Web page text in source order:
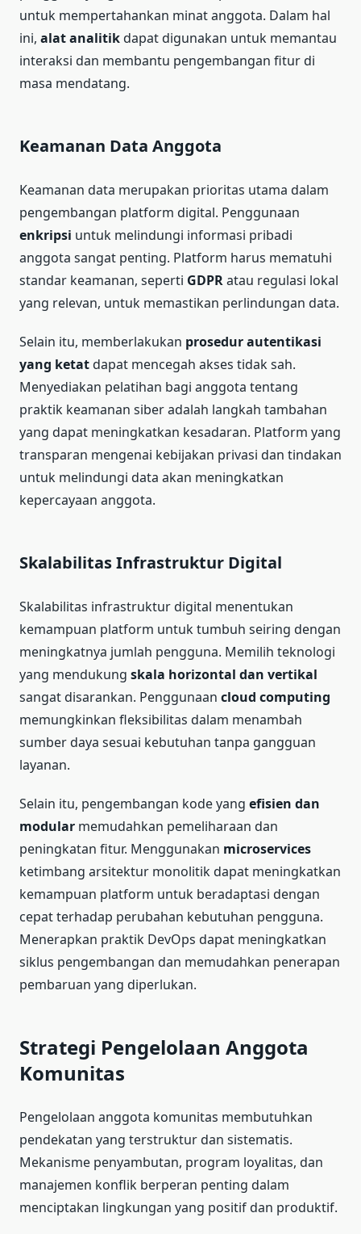
untuk mempertahankan minat anggota. Dalam hal
ini, alat analitikdapat digunakan untuk memantau
interaksi dan membantu pengembangan fitur di
masa mendatang.
Keamanan Data Anggota
Keamanan data merupakan prioritas utama dalam
pengembangan platform digital. Penggunaan
enkripsi untuk melindungi informasi pribadi
anggota sangat penting. Platform harus mematuhi
standar keamanan, seperti GDPRatau regulasi lokal
yang relevan, untuk memastikan perlindungan data.
Selain itu, memberlakukan prosedur autentikasi
yang ketatdapat mencegah akses tidak sah.
Menyediakan pelatihan bagi anggota tentang
praktik keamanan siber adalah langkah tambahan
yang dapat meningkatkan kesadaran. Platform yang
transparan mengenai kebijakan privasi dan tindakan
untuk melindungi data akan meningkatkan
kepercayaan anggota.
Skalabilitas Infrastruktur Digital
Skalabilitas infrastruktur digital menentukan
kemampuan platform untuk tumbuh seiring dengan
meningkatnya jumlah pengguna. Memilih teknologi
yang mendukung skala horizontal dan vertikal
sangat disarankan. Penggunaan cloud computing
memungkinkan fleksibilitas dalam menambah
sumber daya sesuai kebutuhan tanpa gangguan
layanan.
Selain itu, pengembangan kode yang efisien dan
modular memudahkan pemeliharaan dan
peningkatan fitur. Menggunakan microservices
ketimbang arsitektur monolitik dapat meningkatkan
kemampuan platform untuk beradaptasi dengan
cepat terhadap perubahan kebutuhan pengguna.
Menerapkan praktik DevOps dapat meningkatkan
siklus pengembangan dan memudahkan penerapan
pembaruan yang diperlukan.
Strategi Pengelolaan Anggota
Komunitas
Pengelolaan anggota komunitas membutuhkan
pendekatan yang terstruktur dan sistematis.
Mekanisme penyambutan, program loyalitas, dan
manajemen konflik berperan penting dalam
menciptakan lingkungan yang positif dan produktif.